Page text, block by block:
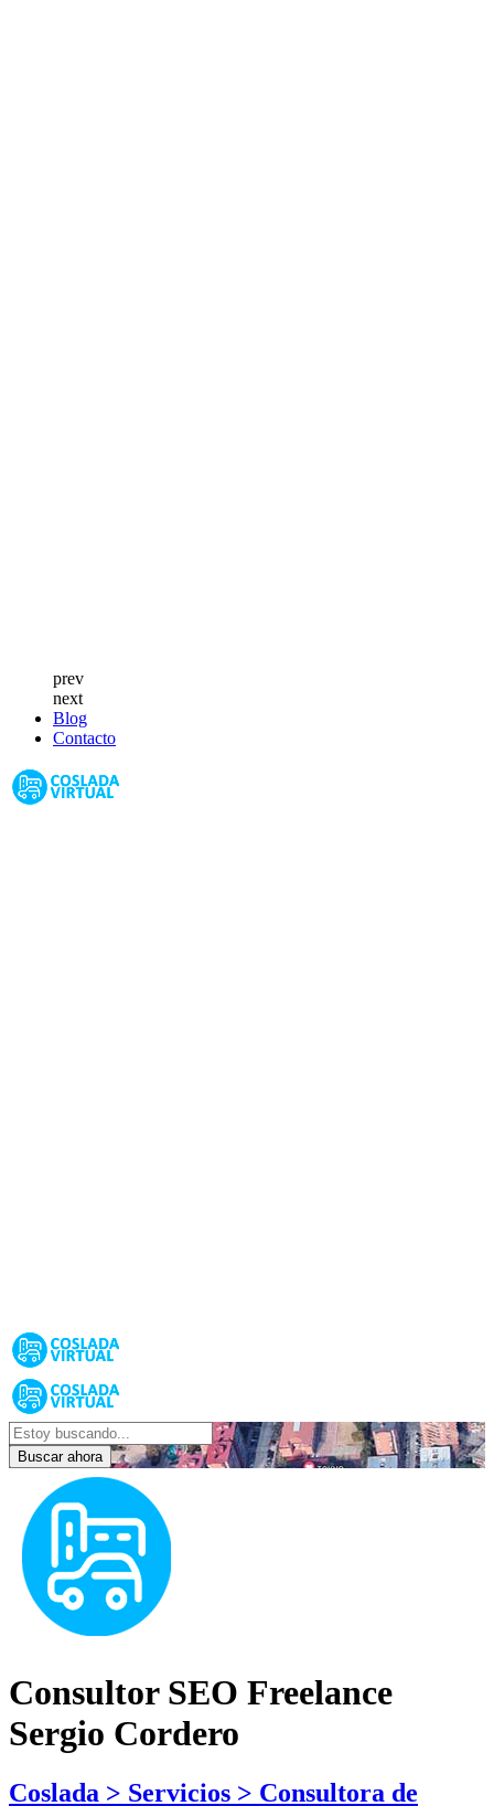
prev
next
Blog
Contacto
Buscar ahora
Consultor SEO Freelance
Sergio Cordero
Coslada > Servicios > Consultora de